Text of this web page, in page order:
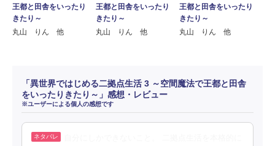
王都と田舎をいったり
きたり～
丸山 りん 他
王都と田舎をいったり
きたり～
丸山 りん 他
王都と田舎をいったり
きたり～
丸山 りん 他
「異世界ではじめる二拠点生活 3 ～空間魔法で王都と田舎
をいったりきたり～」感想・レビュー
※ユーザーによる個人の感想です